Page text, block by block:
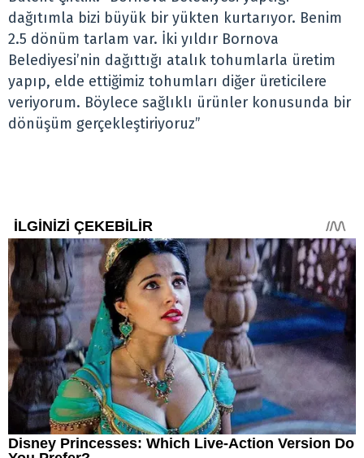
dağıtımla bizi büyük bir yükten kurtarıyor. Benim
2.5 dönüm tarlam var. İki yıldır Bornova
Belediyesi’nin dağıttığı atalık tohumlarla üretim
yapıp, elde ettiğimiz tohumları diğer üreticilere
veriyorum. Böylece sağlıklı ürünler konusunda bir
dönüşüm gerçekleştiriyoruz”